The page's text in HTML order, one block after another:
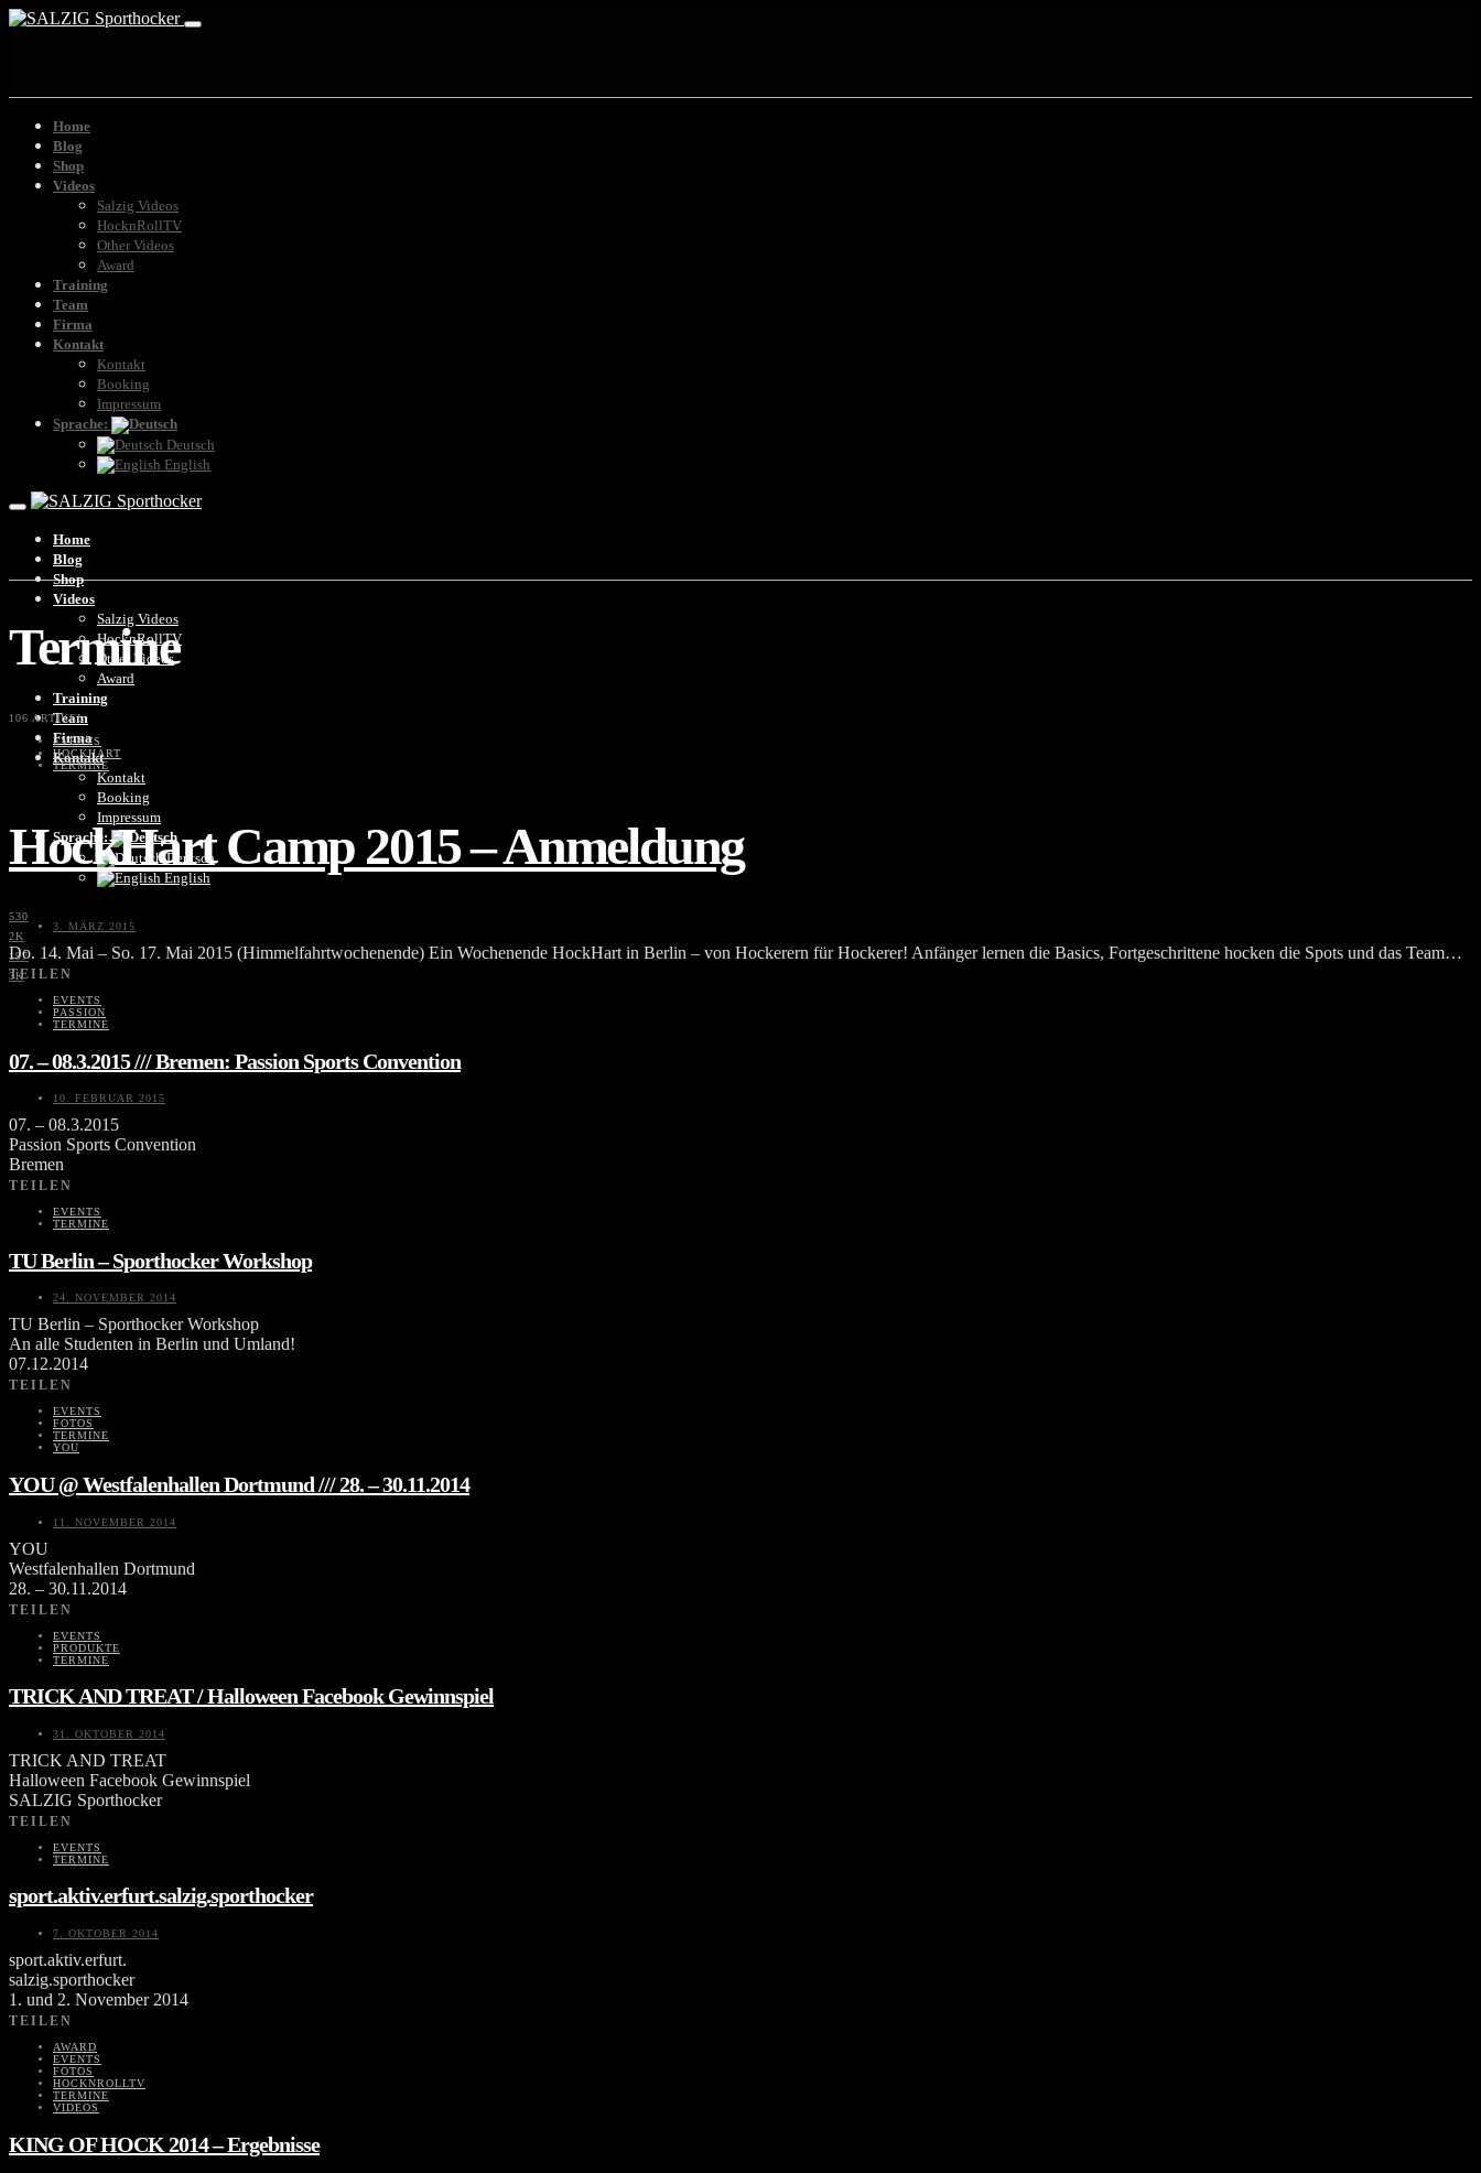
Home
Blog
Shop
Videos
Salzig Videos
HocknRollTV
Other Videos
Award
Training
Team
Firma
Kontakt
Kontakt
Booking
Impressum
Sprache:
Deutsch
English
Home
Blog
Shop
Videos
Salzig Videos
HocknRollTV
Other Videos
Award
Training
Team
Firma
Kontakt
Kontakt
Booking
Impressum
Sprache:
Deutsch
English
530
2K
197
3K
Termine
106 ARTIKEL
EVENTS
HOCKHART
TERMINE
HockHart Camp 2015 – Anmeldung
3. MÄRZ 2015
Do. 14. Mai – So. 17. Mai 2015 (Himmelfahrtwochenende) Ein Wochenende HockHart in Berlin – von Hockerern für Hockerer! Anfänger lernen die Basics, Fortgeschrittene hocken die Spots und das Team…
TEILEN
EVENTS
PASSION
TERMINE
07. – 08.3.2015 /// Bremen: Passion Sports Convention
10. FEBRUAR 2015
07. – 08.3.2015
Passion Sports Convention
Bremen
TEILEN
EVENTS
TERMINE
TU Berlin – Sporthocker Workshop
24. NOVEMBER 2014
TU Berlin – Sporthocker Workshop
An alle Studenten in Berlin und Umland!
07.12.2014
TEILEN
EVENTS
FOTOS
TERMINE
YOU
YOU @ Westfalenhallen Dortmund /// 28. – 30.11.2014
11. NOVEMBER 2014
YOU
Westfalenhallen Dortmund
28. – 30.11.2014
TEILEN
EVENTS
PRODUKTE
TERMINE
TRICK AND TREAT / Halloween Facebook Gewinnspiel
31. OKTOBER 2014
TRICK AND TREAT
Halloween Facebook Gewinnspiel
SALZIG Sporthocker
TEILEN
EVENTS
TERMINE
sport.aktiv.erfurt.salzig.sporthocker
7. OKTOBER 2014
sport.aktiv.erfurt.
salzig.sporthocker
1. und 2. November 2014
TEILEN
AWARD
EVENTS
FOTOS
HOCKNROLLTV
TERMINE
VIDEOS
KING OF HOCK 2014 – Ergebnisse